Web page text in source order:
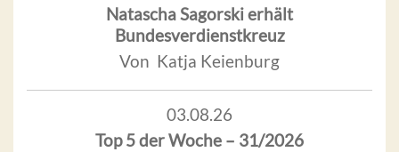
Natascha Sagorski erhält
Bundesverdienstkreuz
Von Katja Keienburg
03.08.26
Top 5 der Woche – 31/2026